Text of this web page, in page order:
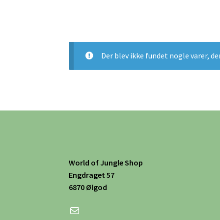
Der blev ikke fundet nogle varer,
World of Jungle Shop
Engdraget 57
6870 Ølgod
Mail